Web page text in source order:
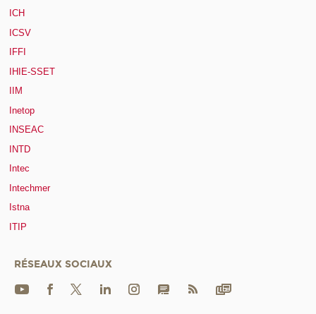
ICH
ICSV
IFFI
IHIE-SSET
IIM
Inetop
INSEAC
INTD
Intec
Intechmer
Istna
ITIP
RÉSEAUX SOCIAUX